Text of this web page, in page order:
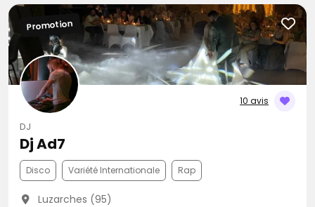
10 avis
Promotion
DJ
Dj Ad7
Disco Variété Internationale Rap
Luzarches (95)